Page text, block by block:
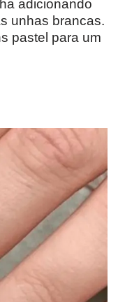
adicionando
unhas brancas.
pastel para um